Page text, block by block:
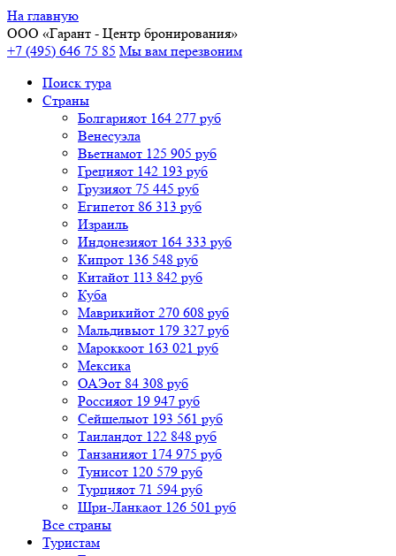
На главную
ООО «Гарант - Центр бронирования»
+7 (495) 646 75 85 Мы вам перезвоним
Поиск тура
Cтраны
Болгарияот 164 277 руб
Венесуэла
Вьетнамот 125 905 руб
Грецияот 142 193 руб
Грузияот 75 445 руб
Египетот 86 313 руб
Израиль
Индонезияот 164 333 руб
Кипрот 136 548 руб
Китайот 113 842 руб
Куба
Маврикийот 270 608 руб
Мальдивыот 179 327 руб
Мароккоот 163 021 руб
Мексика
ОАЭот 84 308 руб
Россияот 19 947 руб
Сейшелыот 193 561 руб
Таиландот 122 848 руб
Танзанияот 174 975 руб
Тунисот 120 579 руб
Турцияот 71 594 руб
Шри-Ланкаот 126 501 руб
Все страны
Туристам